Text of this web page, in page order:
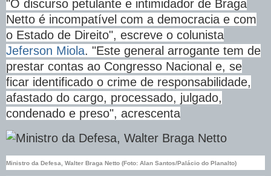
"O discurso petulante e intimidador de Braga
Netto é incompatível com a democracia e com
o Estado de Direito", escreve o colunista
Jeferson Miola. "Este general arrogante tem de
prestar contas ao Congresso Nacional e, se
ficar identificado o crime de responsabilidade,
afastado do cargo, processado, julgado,
condenado e preso", acrescenta
Ministro da Defesa, Walter Braga Netto (Foto: Alan Santos/Palácio do Planalto)